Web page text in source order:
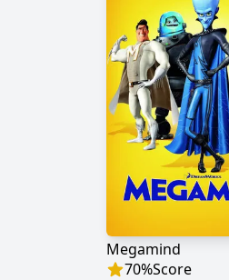
Megamind
70%Score